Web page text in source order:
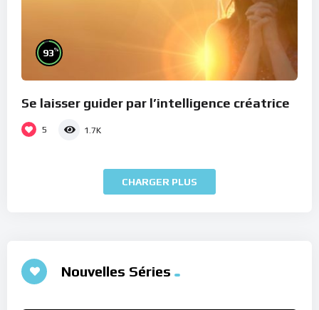
93%
Se laisser guider par l’intelligence créatrice
5 1.7K
CHARGER PLUS
Nouvelles Séries